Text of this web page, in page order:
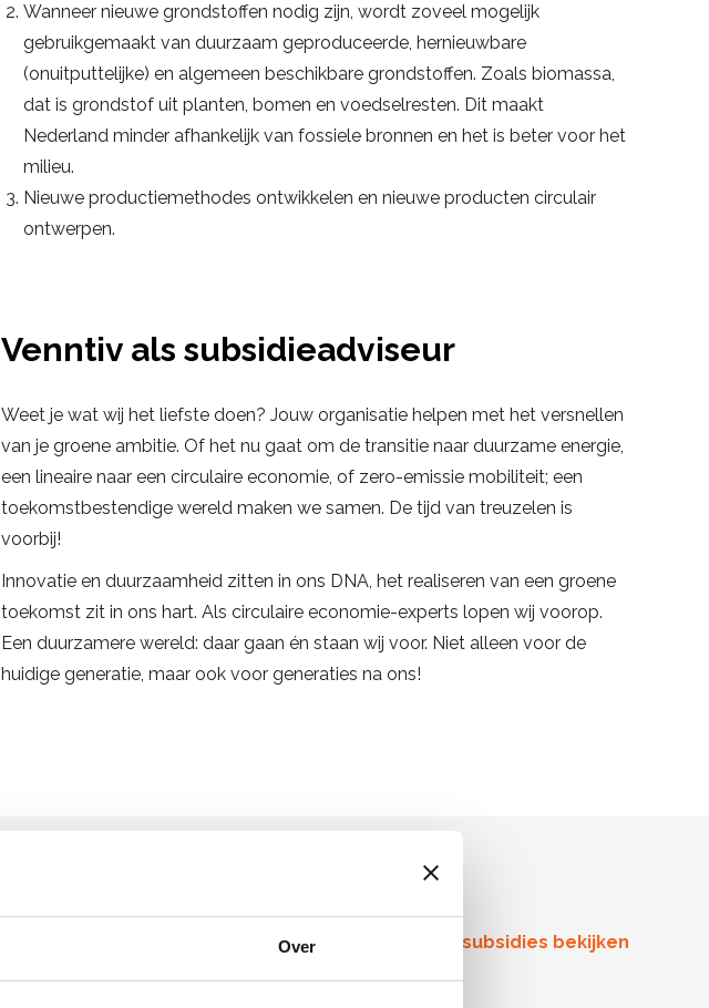
Over
Wanneer nieuwe grondstoffen nodig zijn, wordt zoveel mogelijk
gebruikgemaakt van duurzaam geproduceerde, hernieuwbare
(onuitputtelijke) en algemeen beschikbare grondstoffen. Zoals biomassa,
dat is grondstof uit planten, bomen en voedselresten. Dit maakt
Nederland minder afhankelijk van fossiele bronnen en het is beter voor het
milieu.
Nieuwe productiemethodes ontwikkelen en nieuwe producten circulair
ontwerpen.
Venntiv als subsidieadviseur
Weet je wat wij het liefste doen? Jouw organisatie helpen met het versnellen
van je groene ambitie. Of het nu gaat om de transitie naar duurzame energie,
een lineaire naar een circulaire economie, of zero-emissie mobiliteit; een
toekomstbestendige wereld maken we samen. De tijd van treuzelen is
voorbij!
Innovatie en duurzaamheid zitten in ons DNA, het realiseren van een groene
toekomst zit in ons hart. Als circulaire economie-experts lopen wij voorop.
Een duurzamere wereld: daar gaan én staan wij voor. Niet alleen voor de
huidige generatie, maar ook voor generaties na ons!
Overzicht subsidies bekijken